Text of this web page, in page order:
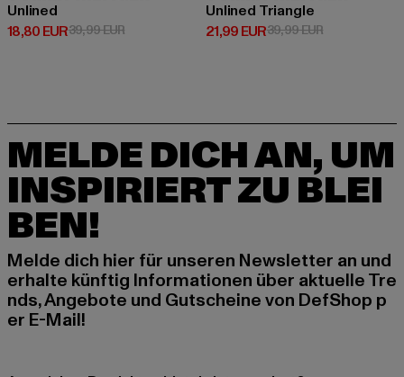
Unlined
18,80 EUR
Derzeitiger Preis: 18,80 EUR
39,99 EURAktionspreis: 39,99 EUR
Unlined Triangle
21,99 EUR
Derzeitiger Preis: 21,99 EUR
39,99 EURAktionspreis:
MELDE DICH AN, UM
INSPIRIERT ZU BLEI
BEN!
Melde dich hier für unseren Newsletter an und
erhalte künftig Informationen über aktuelle Tre
nds, Angebote und Gutscheine von DefShop p
er E-Mail!